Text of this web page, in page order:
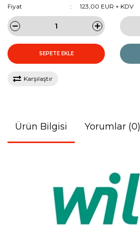
Fiyat
123,00 EUR + KDV
SEPETE EKLE
Karşılaştır
Ürün Bilgisi Yorumlar (0)